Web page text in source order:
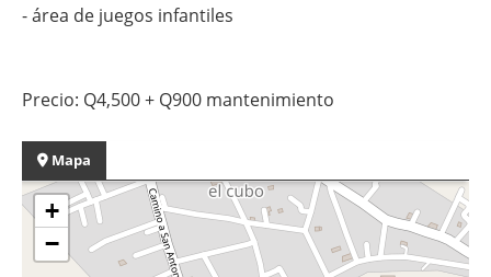
- ⁠área de juegos infantiles
Precio: Q4,500 + Q900 mantenimiento
Mapa
+
−